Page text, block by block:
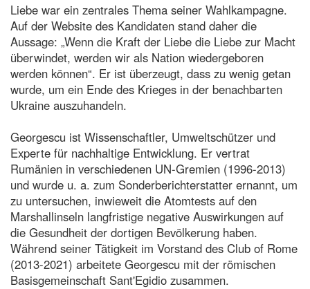
Liebe war ein zentrales Thema seiner Wahlkampagne.
Auf der Website des Kandidaten stand daher die
Aussage: „Wenn die Kraft der Liebe die Liebe zur Macht
überwindet, werden wir als Nation wiedergeboren
werden können“. Er ist überzeugt, dass zu wenig getan
wurde, um ein Ende des Krieges in der benachbarten
Ukraine auszuhandeln.
Georgescu ist Wissenschaftler, Umweltschützer und
Experte für nachhaltige Entwicklung. Er vertrat
Rumänien in verschiedenen UN-Gremien (1996-2013)
und wurde u. a. zum Sonderberichterstatter ernannt, um
zu untersuchen, inwieweit die Atomtests auf den
Marshallinseln langfristige negative Auswirkungen auf
die Gesundheit der dortigen Bevölkerung haben.
Während seiner Tätigkeit im Vorstand des Club of Rome
(2013-2021) arbeitete Georgescu mit der römischen
Basisgemeinschaft Sant'Egidio zusammen.